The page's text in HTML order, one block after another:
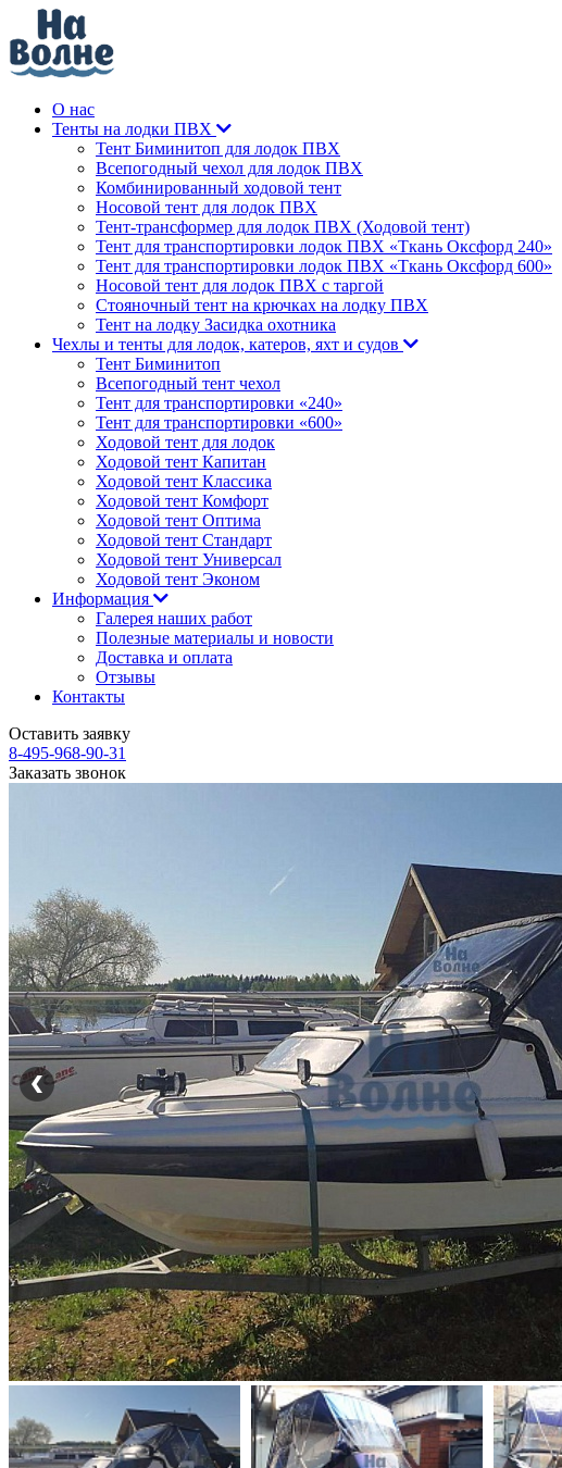
О нас
Тенты на лодки ПВХ
Тент Биминитоп для лодок ПВХ
Всепогодный чехол для лодок ПВХ
Комбинированный ходовой тент
Носовой тент для лодок ПВХ
Тент-трансформер для лодок ПВХ (Ходовой тент)
Тент для транспортировки лодок ПВХ «Ткань Оксфорд 240»
Тент для транспортировки лодок ПВХ «Ткань Оксфорд 600»
Носовой тент для лодок ПВХ с таргой
Стояночный тент на крючках на лодку ПВХ
Тент на лодку Засидка охотника
Чехлы и тенты для лодок, катеров, яхт и судов
Тент Биминитоп
Всепогодный тент чехол
Тент для транспортировки «240»
Тент для транспортировки «600»
Ходовой тент для лодок
Ходовой тент Капитан
Ходовой тент Классика
Ходовой тент Комфорт
Ходовой тент Оптима
Ходовой тент Стандарт
Ходовой тент Универсал
Ходовой тент Эконом
Информация
Галерея наших работ
Полезные материалы и новости
Доставка и оплата
Отзывы
Контакты
Оставить заявку
8-495-968-90-31
Заказать звонок